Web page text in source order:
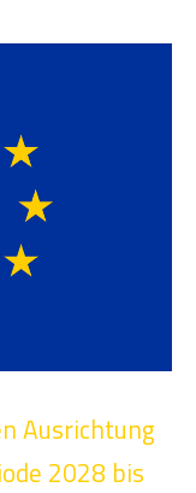
Ausrichtung
2028 bis